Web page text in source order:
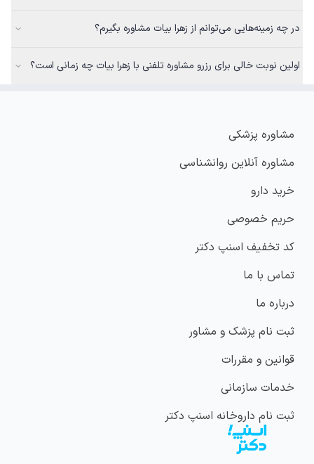
در چه زمینه‌هایی می‌توانم از زهرا بیات مشاوره بگیرم؟
اولین نوبت خالی برای رزرو مشاوره تلفنی با زهرا بیات چه زمانی است؟
مشاوره پزشکی
مشاوره آنلاین روانشناسی
خرید دارو
حریم خصوصی
کد تخفیف اسنپ دکتر
تماس با ما
درباره ما
ثبت نام پزشک و مشاور
قوانین و مقررات
خدمات سازمانی
ثبت نام داروخانه اسنپ دکتر